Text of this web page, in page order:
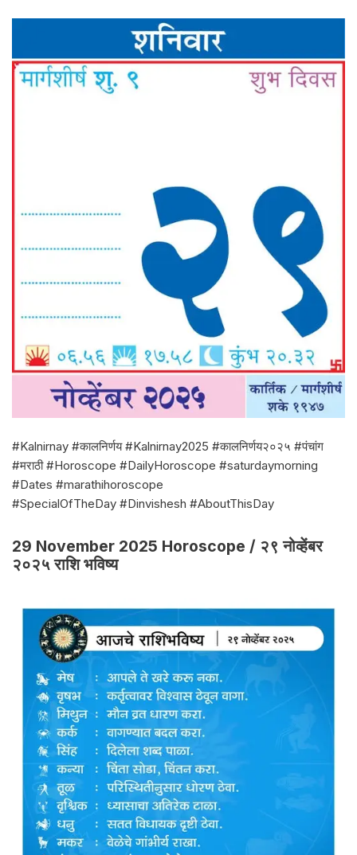
#Kalnirnay #कालनिर्णय #Kalnirnay2025 #कालनिर्णय२०२५ #पंचांग
#मराठी #Horoscope #DailyHoroscope #saturdaymorning
#Dates #marathihoroscope
#SpecialOfTheDay #Dinvishesh #AboutThisDay
29 November 2025 Horoscope / २९ नोव्हेंबर
२०२५ राशि भविष्य